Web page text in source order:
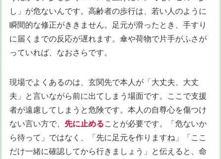
し」が危ないんです。高齢者の歩行は、若い人のように
瞬間的な修正がききません。足元が滑ったとき、手すり
に届くまでの反応が遅れます。傘や荷物で片手がふさが
っていれば、なおさらです。
現場でよくあるのは、玄関先で本人が「大丈夫、大丈
夫」と言いながら前に出てしまう場面です。ここで支援
者が遠慮してしまうと危険です。本人の自尊心を傷つけ
ない言い方で、 先に止めることが必要です。「危ないか
ら待って」ではなく、「先に足元を作りますね」「ここ
だけ一緒に確認してから行きましょう」と伝えると、命